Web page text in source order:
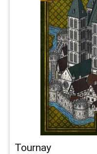
Tournay